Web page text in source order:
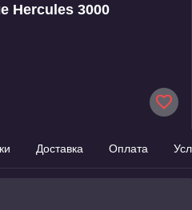
Hercules 3000
Доставка Оплата